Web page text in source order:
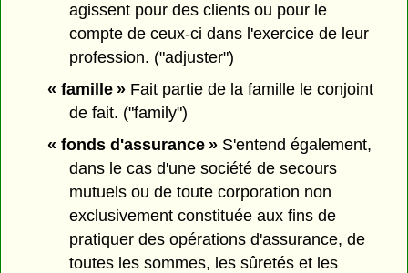
agissent pour des clients ou pour le
compte de ceux-ci dans l'exercice de leur
profession. ("adjuster")
« famille »Fait partie de la famille le conjoint
de fait. ("family")
« fonds d'assurance »S'entend également,
dans le cas d'une société de secours
mutuels ou de toute corporation non
exclusivement constituée aux fins de
pratiquer des opérations d'assurance, de
toutes les sommes, les sûretés et les